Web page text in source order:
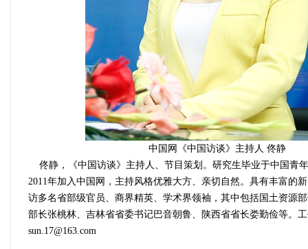
中国网《中国访谈》主持人 佟静
佟静，《中国访谈》主持人、节目策划。研究生毕业于中国青
2011年加入中国网，主持风格优雅大方、亲切自然。具有丰富的
访多名省部级官员、商界精英、学术界领袖，其中包括国土资源
部长张桃林、吉林省省委书记巴音朝鲁、陕西省省长娄勤俭等。
sun.17@163.com